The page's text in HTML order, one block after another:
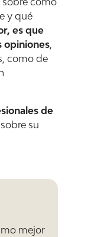
y qué
es que
opiniones,
como de
de
sobre su
mejor